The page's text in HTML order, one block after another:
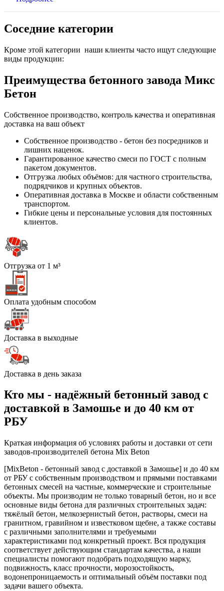
Соседние категории
Кроме этой категории наши клиенты часто ищут следующие
виды продукции:
Преимущества бетонного завода Микс
Бетон
Собственное производство, контроль качества и оперативная
доставка на ваш объект
Собственное производство - бетон без посредников и
лишних наценок.
Гарантированное качество смеси по ГОСТ с полным
пакетом документов.
Отгрузка любых объёмов: для частного строительства,
подрядчиков и крупных объектов.
Оперативная доставка в Москве и области собственным
транспортом.
Гибкие цены и персональные условия для постоянных
клиентов.
Отгрузка от 1 м³
Оплата удобным способом
Доставка в выходные
Доставка в день заказа
Кто мы - надёжный бетонный завод с
доставкой в Замошье и до 40 км от
РБУ
Краткая информация об условиях работы и доставки от сети
заводов-производителей бетона Mix Beton
[MixBeton - бетонный завод с доставкой в Замошье] и до 40 км
от РБУ с собственным производством и прямыми поставками
бетонных смесей на частные, коммерческие и строительные
объекты. Мы производим не только товарный бетон, но и все
основные виды бетона для различных строительных задач:
тяжёлый бетон, мелкозернистый бетон, растворы, смеси на
гранитном, гравийном и известковом щебне, а также составы
с различными заполнителями и требуемыми
характеристиками под конкретный проект. Вся продукция
соответствует действующим стандартам качества, а наши
специалисты помогают подобрать подходящую марку,
подвижность, класс прочности, морозостойкость,
водонепроницаемость и оптимальный объём поставки под
задачи вашего объекта.